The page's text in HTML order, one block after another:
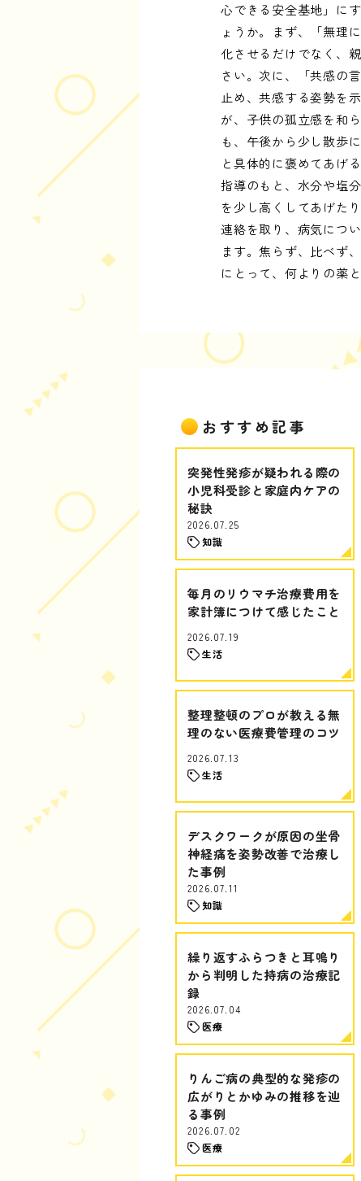
心できる安全基地」に
ょうか。まず、「無理
化させるだけでなく、
さい。次に、「共感の
止め、共感する姿勢を
が、子供の孤立感を和
も、午後から少し散歩
と具体的に褒めてあげ
指導のもと、水分や塩
を少し高くしてあげた
連絡を取り、病気につ
ます。焦らず、比べず
にとって、何よりの薬と
おすすめ記事
突発性発疹が疑われる際の
小児科受診と家庭内ケアの
秘訣
2026.07.25
知識
毎月のリウマチ治療費用を
家計簿につけて感じたこと
2026.07.19
生活
整理整頓のプロが教える無
理のない医療費管理のコツ
2026.07.13
生活
デスクワークが原因の坐骨
神経痛を姿勢改善で治療し
た事例
2026.07.11
知識
繰り返すふらつきと耳鳴り
から判明した持病の治療記
録
2026.07.04
医療
りんご病の典型的な発疹の
広がりとかゆみの推移を辿
る事例
2026.07.02
医療